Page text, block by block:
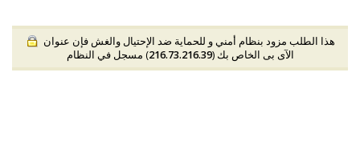
الآى بى الخاص بك (216.73.216.39) مسجل في النظام